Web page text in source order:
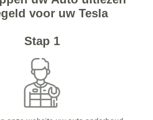
voor uw Tesla
Stap 1